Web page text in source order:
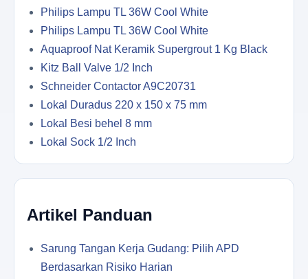
Philips Lampu TL 36W Cool White
Philips Lampu TL 36W Cool White
Aquaproof Nat Keramik Supergrout 1 Kg Black
Kitz Ball Valve 1/2 Inch
Schneider Contactor A9C20731
Lokal Duradus 220 x 150 x 75 mm
Lokal Besi behel 8 mm
Lokal Sock 1/2 Inch
Artikel Panduan
Sarung Tangan Kerja Gudang: Pilih APD
Berdasarkan Risiko Harian